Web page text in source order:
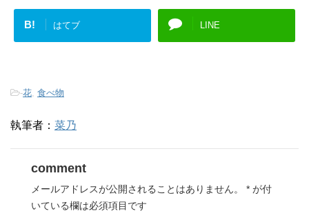
B! はてブ LINE
-花 食べ物
執筆者： 菜乃
comment
メールアドレスが公開されることはありません。 * が付
いている欄は必須項目です